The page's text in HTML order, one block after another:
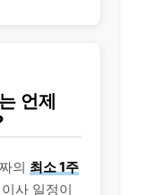
언제
의 최소 1주
사 일정이